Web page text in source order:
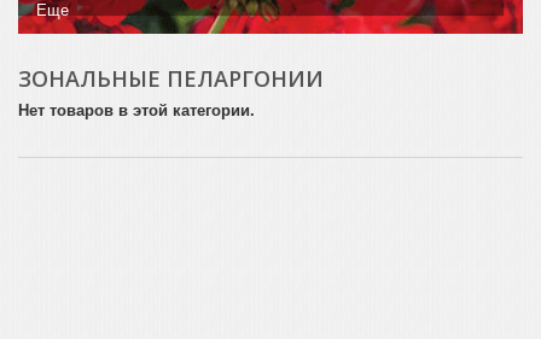
Еще
ЗОНАЛЬНЫЕ ПЕЛАРГОНИИ
Нет товаров в этой категории.